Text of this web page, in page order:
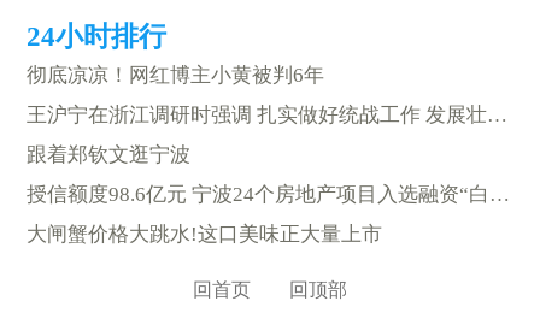
彻底凉凉！网红博主小黄被判6年
王沪宁在浙江调研时强调 扎实做好统战工作 发展壮大新时代爱国统一战线
跟着郑钦文逛宁波
授信额度98.6亿元 宁波24个房地产项目入选融资“白名单”
大闸蟹价格大跳水!这口美味正大量上市
回首页 回顶部